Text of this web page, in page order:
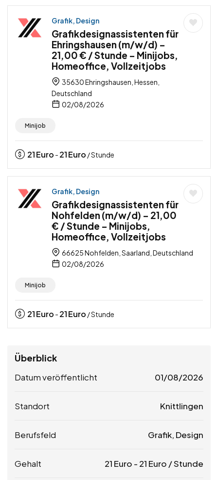
Grafik, Design
Grafikdesignassistenten für
Ehringshausen (m/w/d) –
21,00 € / Stunde – Minijobs,
Homeoffice, Vollzeitjobs
35630 Ehringshausen, Hessen,
Deutschland
02/08/2026
Minijob
21Euro - 21Euro / Stunde
Grafik, Design
Grafikdesignassistenten für
Nohfelden (m/w/d) – 21,00
€ / Stunde – Minijobs,
Homeoffice, Vollzeitjobs
66625 Nohfelden, Saarland, Deutschland
02/08/2026
Minijob
21Euro - 21Euro / Stunde
Überblick
Datum veröffentlicht 01/08/2026
Standort Knittlingen
Berufsfeld Grafik, Design
Gehalt 21 Euro - 21 Euro / Stunde